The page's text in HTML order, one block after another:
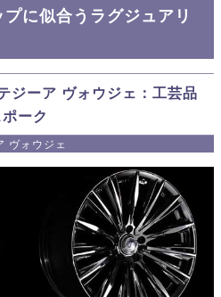
に似合うラグジュアリ
ジーア ヴォウジェ：工芸品
ーク
ヴォウジェ